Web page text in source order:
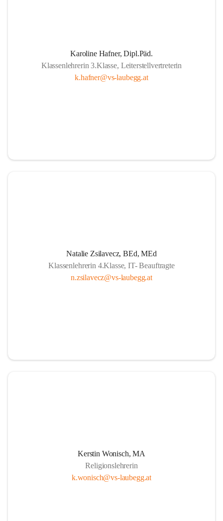
Karoline Hafner, Dipl.Päd.
Klassenlehrerin 3.Klasse, Leiterstellvertreterin
k.hafner@vs-laubegg.at
Natalie Zsilavecz, BEd, MEd
Klassenlehrerin 4.Klasse, IT- Beauftragte
n.zsilavecz@vs-laubegg.at
Kerstin Wonisch, MA
Religionslehrerin
k.wonisch@vs-laubegg.at